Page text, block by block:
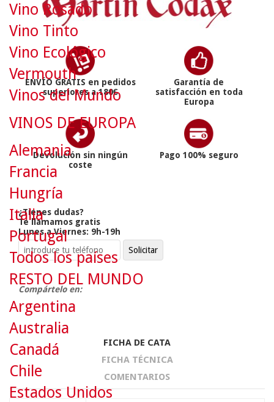
ENVÍO GRATIS en pedidos
superiores a 180€
Garantía de
satisfacción en toda
Europa
Devolución sin ningún
coste
Pago 100% seguro
¿Tienes dudas?
Te llamamos gratis
Lunes a Viernes: 9h-19h
Compártelo en:
FICHA DE CATA
FICHA TÉCNICA
COMENTARIOS
Vino Rosado
Vino Tinto
Vino Ecológico
Vermouth
Vinos del Mundo
VINOS DE EUROPA
Alemania
Francia
Hungría
Italia
Portugal
Todos los países
RESTO DEL MUNDO
Argentina
Australia
Canadá
Chile
Estados Unidos